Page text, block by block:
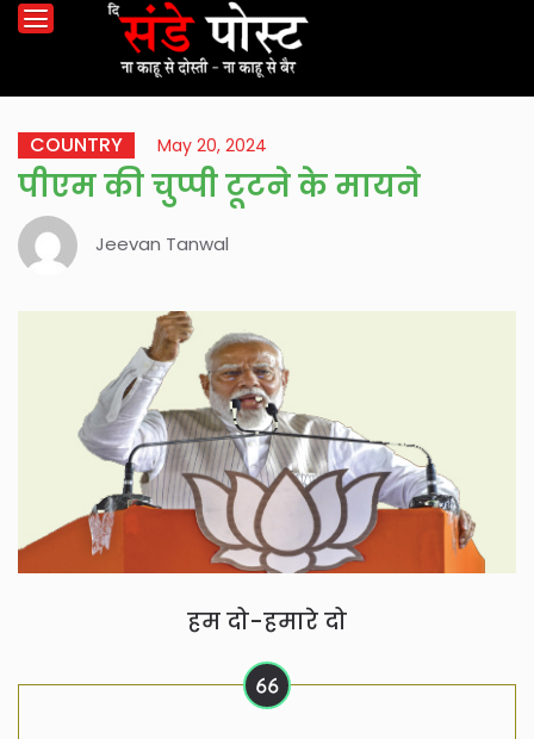
COUNTRY May 20, 2024
पीएम की चुप्पी टूटने के मायने
Jeevan Tanwal
हम दो-हमारे दो